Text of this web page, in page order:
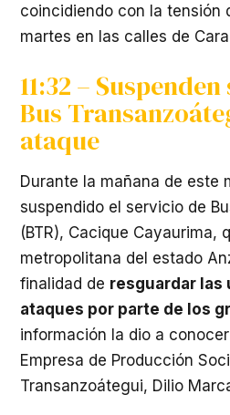
coincidiendo con la tensión
martes en las calles de
11:32 –
Bus
ataque
Durante la mañana de este
suspendido el servicio de
(BTR), Cacique Cayaurima,
metropolitana del estado
finalidad de resguardar las
ataques por parte de los
información la dio a
Empresa de Producción
Transanzoátegui, Dilio